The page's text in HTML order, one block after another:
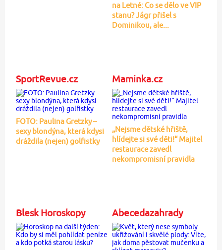
na Letné: Co se dělo ve VIP
stanu? Jágr přišel s
Dominikou, ale...
SportRevue.cz
FOTO: Paulina Gretzky –
sexy blondýna, která kdysi
dráždila (nejen) golfistky
Maminka.cz
„Nejsme dětské hřiště,
hlídejte si své děti!“ Majitel
restaurace zavedl
nekompromisní pravidla
Blesk Horoskopy Abecedazahrady